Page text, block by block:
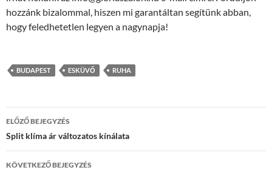
hozzánk bizalommal, hiszen mi garantáltan segítünk abban,
hogy feledhetetlen legyen a nagynapja!
BUDAPEST ESKÜVŐ RUHA
Bejegyzések
navigációja
ELŐZŐ BEJEGYZÉS
Split klíma ár változatos kínálata
KÖVETKEZŐ BEJEGYZÉS